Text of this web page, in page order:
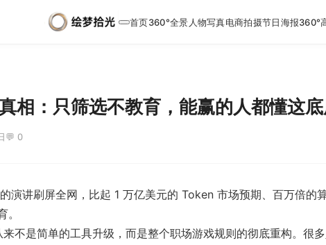
首页360°全景 人物写真电商拍摄节日海报360°
相：只筛选不教育，能赢的人都懂这
💬 0
演讲刷屏全网，比起 1 万亿美元的 Token 市场预期、百万倍的
不是简单的工具升级，而是整个职场游戏规则的彻底重构。很